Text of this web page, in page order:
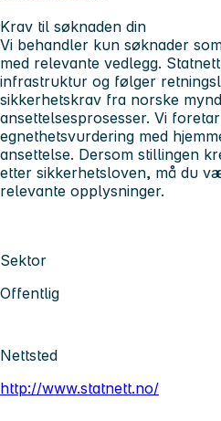
Krav til søknaden din
Vi behandler kun søknader
med relevante vedlegg.
infrastruktur og følger
sikkerhetskrav fra norske
ansettelsesprosesser. Vi
egnethetsvurdering med
ansettelse. Dersom stillingen
etter sikkerhetsloven, må du
relevante opplysninger.
Sektor
Offentlig
Nettsted
http://www.statnett.no/